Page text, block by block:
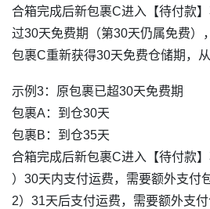
合箱完成后新包裹C进入【待付款】
过30天免费期（第30天仍属免费）
包裹C重新获得30天免费仓储期，
示例3：原包裹已超30天免费期
包裹A：到仓30天
包裹B：到仓35天
合箱完成后新包裹C进入【待付款
）30天内支付运费，需要额外支付
2）31天后支付运费，需要额外支